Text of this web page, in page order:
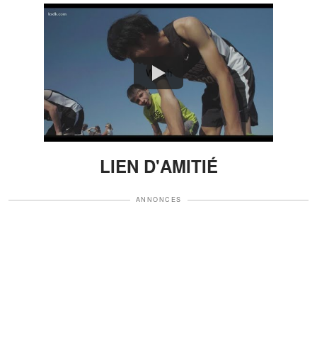
Watch
LIEN D'AMITIÉ
ANNONCES